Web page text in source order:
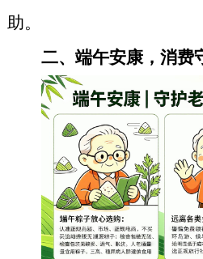
助。
二、端午安康，消费